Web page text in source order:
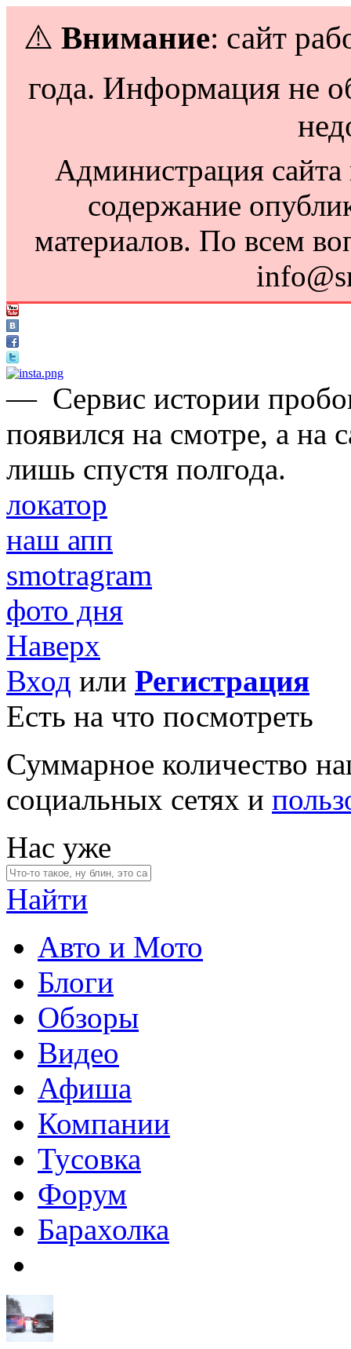
⚠️ Внимание: сайт
года. Информация не
Администрация сайта
содержание
материалов. По всем
— Сервис истории
появился на смотре, а на
лишь спустя полгода.
локатор
наш апп
smotragram
фото дня
Наверх
Вход или Регистрация
Есть на что посмотреть
Суммарное количество
социальных сетях и
Нас уже
Найти
Авто и Мото
Блоги
Обзоры
Видео
Афиша
Компании
Тусовка
Форум
Барахолка